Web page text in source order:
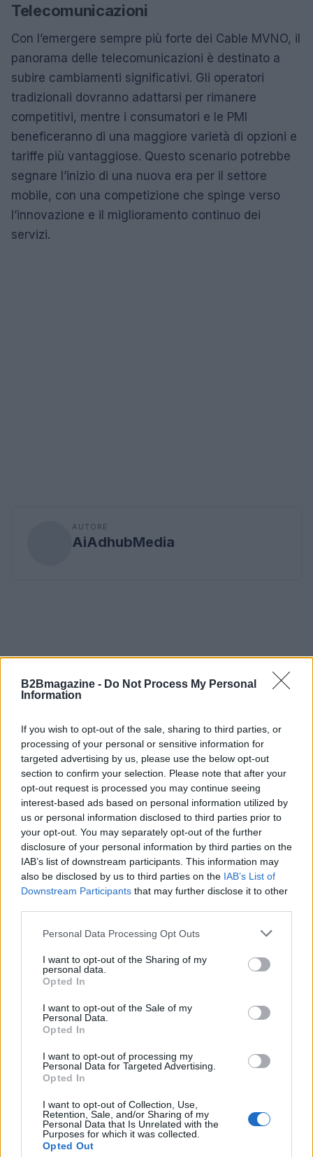
B2Bmagazine - Do Not Process My Personal
Information
If you wish to opt-out of the sale, sharing to third parties, or
processing of your personal or sensitive information for
targeted advertising by us, please use the below opt-out
section to confirm your selection. Please note that after your
opt-out request is processed you may continue seeing
interest-based ads based on personal information utilized by
us or personal information disclosed to third parties prior to
your opt-out. You may separately opt-out of the further
disclosure of your personal information by third parties on the
IAB’s list of downstream participants. This information may
also be disclosed by us to third parties on the IAB’s List of
Downstream Participants that may further disclose it to other
Please note that this website/app uses one or more Google
not limited to your visit or usage behaviour. You may click to
grant or deny consent to Google and its third-party tags to
use your data for below specified purposes in below Google
consent section.
Personal Data Processing Opt Outs
I want to opt-out of the Sharing of my
personal data.
Opted In
I want to opt-out of the Sale of my
Personal Data.
Opted In
I want to opt-out of processing my
Personal Data for Targeted Advertising.
Opted In
I want to opt-out of Collection, Use,
Retention, Sale, and/or Sharing of my
Personal Data that Is Unrelated with the
Purposes for which it was collected.
Opted Out
Telecomunicazioni
Con l’emergere sempre più forte dei Cable MVNO, il
panorama delle telecomunicazioni è destinato a
subire cambiamenti significativi. Gli operatori
tradizionali dovranno adattarsi per rimanere
competitivi, mentre i consumatori e le PMI
beneficeranno di una maggiore varietà di opzioni e
tariffe più vantaggiose. Questo scenario potrebbe
segnare l’inizio di una nuova era per il settore
mobile, con una competizione che spinge verso
l’innovazione e il miglioramento continuo dei
servizi.
AUTORE
AiAdhubMedia
Strumenti di crescita per PMI: equity, debito e mix
blended